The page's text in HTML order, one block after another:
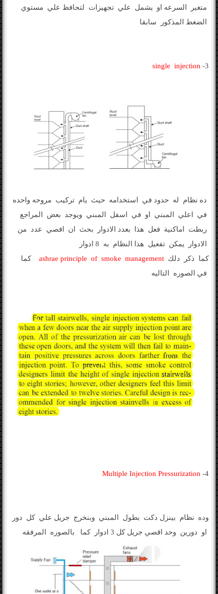
متغير السرعه او يشمل علي تجهيزات لتحافظ علي مستوي
الضغط المذكور سابقا
3-
single injection
ده نظام له حدود في استخدامه حيث يام تركيب مروحه واحده
في اعلي المبني او في اسفل المبني ويوجد بعض المراجع
ربطت اماكنية فعل هذا بعدد الادوار بحث ان اقصي عدد من
الادوار يمكن تفعيل هذا النظام به 8 ادوار
كما ذكر دلك
كما
في الصوره التاليه
4-
Multiple Injection Pressurization
وده نظام بينزل دكت بطول المبني وبنخرج جريل علي كل دور
او دورين وحد اقصي جريل كل 3 ادوار كما بالصوره المرفقه